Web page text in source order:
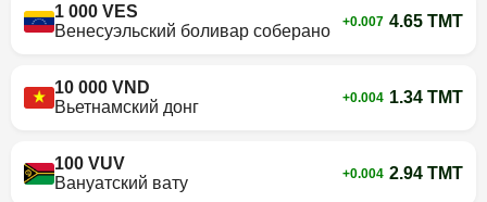
1 000 VES
Венесуэльский боливар соберано
+0.007 4.65 TMT
10 000 VND
Вьетнамский донг
+0.004 1.34 TMT
100 VUV
Вануатский вату
+0.004 2.94 TMT